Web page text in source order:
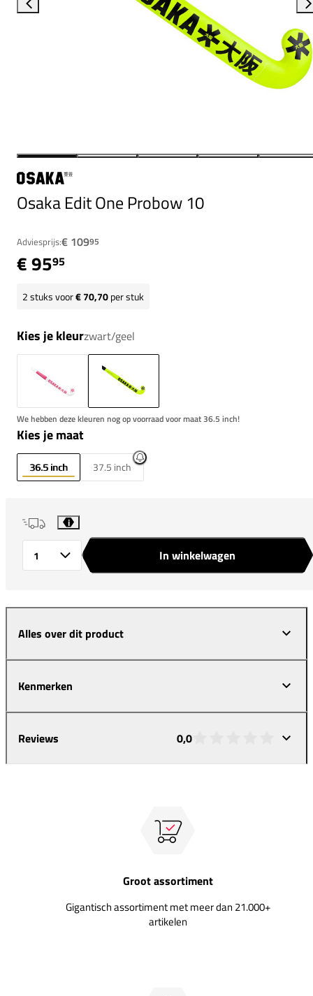
Osaka Edit One Probow 10
Adviesprijs:€ 10995
€ 9595
2stuks voor€ 70,70per stuk
Kies je kleurzwart/geel
We hebben deze kleuren nog op voorraad voor maat 36.5 inch!
Kies je maat
36.5 inch 37.5 inch
i
In winkelwagen
Alles over dit product
Kenmerken
Reviews 0,0
Groot assortiment
Gigantisch assortiment met meer dan 21.000+
artikelen